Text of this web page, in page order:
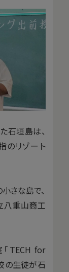
石垣島は、
のリゾート
さな島で、
八重山商工
TECH for
の生徒が石